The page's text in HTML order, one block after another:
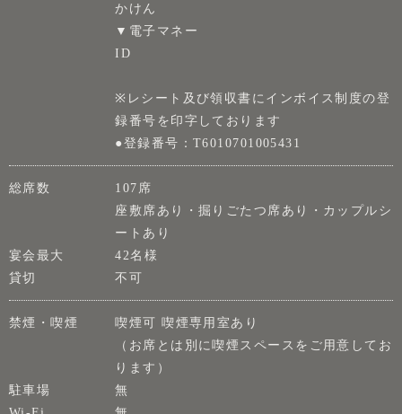
かけん
▼電子マネー
ID
※レシート及び領収書にインボイス制度の登
録番号を印字しております
●登録番号：T6010701005431
総席数
107席
座敷席あり・掘りごたつ席あり・カップルシ
ートあり
宴会最大
42名様
貸切
不可
禁煙・喫煙
喫煙可 喫煙専用室あり
（お席とは別に喫煙スペースをご用意してお
ります）
駐車場
無